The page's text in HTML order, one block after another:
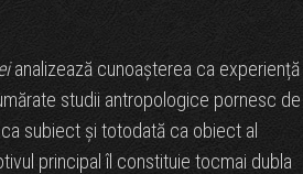
analizează cunoașterea ca experiență
studii antropologice pornesc de
subiect şi totodată ca obiect al
principal îl constituie tocmai dubla